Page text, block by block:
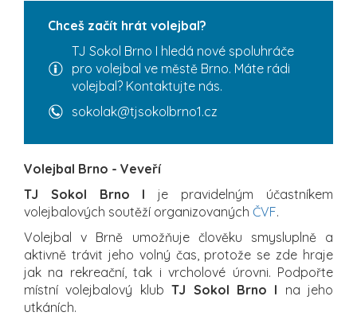
Chceš začít hrát volejbal?
TJ Sokol Brno I hledá nové spoluhráče
pro volejbal ve městě Brno. Máte rádi
volejbal? Kontaktujte nás.
sokolak@tjsokolbrno1.cz
Volejbal Brno - Veveří
TJ Sokol Brno I je pravidelným účastníkem
volejbalových soutěží organizovaných ČVF.
Volejbal v Brně umožňuje člověku smysluplně a
aktivně trávit jeho volný čas, protože se zde hraje
jak na rekreační, tak i vrcholové úrovni. Podpořte
místní volejbalový klubTJ Sokol Brno I na jeho
utkáních.